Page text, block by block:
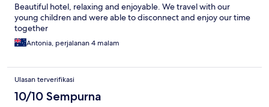
Beautiful hotel, relaxing and enjoyable. We travel with our
young children and were able to disconnect and enjoy our time
together
Antonia, perjalanan 4 malam
Ulasan terverifikasi
10/10 Sempurna